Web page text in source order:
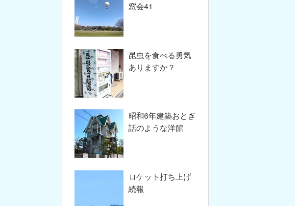
窓会41
昆虫を食べる勇気
ありますか？
昭和6年建築おとぎ
話のような洋館
ロケット打ち上げ
続報